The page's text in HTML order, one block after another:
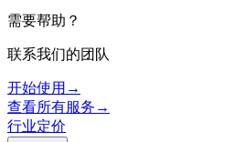
需要帮助？
联系我们的团队
开始使用 →
查看所有服务 →
行业定价